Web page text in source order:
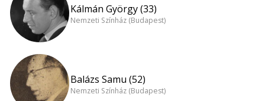
Kálmán György (33)
Nemzeti Színház (Budapest)
Balázs Samu (52)
Nemzeti Színház (Budapest)